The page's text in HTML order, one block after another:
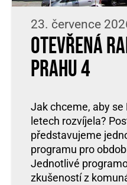
23. července
Otevřená
Prahu 4
Jak chceme, aby se
letech rozvíjela?
představujeme
programu pro
Jednotlivé
zkušeností z